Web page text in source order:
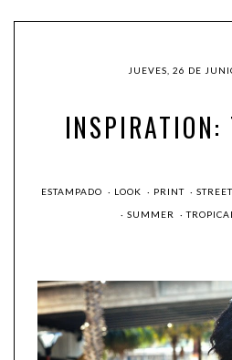
JUEVES, 26 DE
INSPIRATION:
ESTAMPADO · LOOK · PRINT ·
· SUMMER ·TROPICAL